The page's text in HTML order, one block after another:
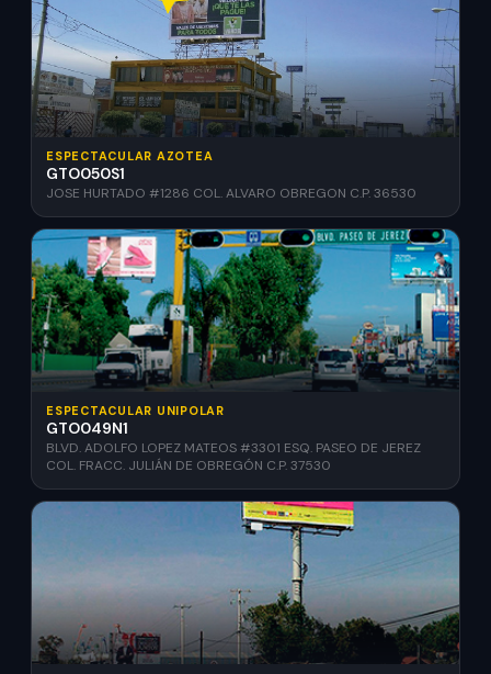
ESPECTACULAR AZOTEA
GTO050S1
JOSE HURTADO #1286 COL. ALVARO OBREGON C.P. 36530
ESPECTACULAR UNIPOLAR
GTO049N1
BLVD. ADOLFO LOPEZ MATEOS #3301 ESQ. PASEO DE JEREZ
COL. FRACC. JULIÁN DE OBREGÓN C.P. 37530